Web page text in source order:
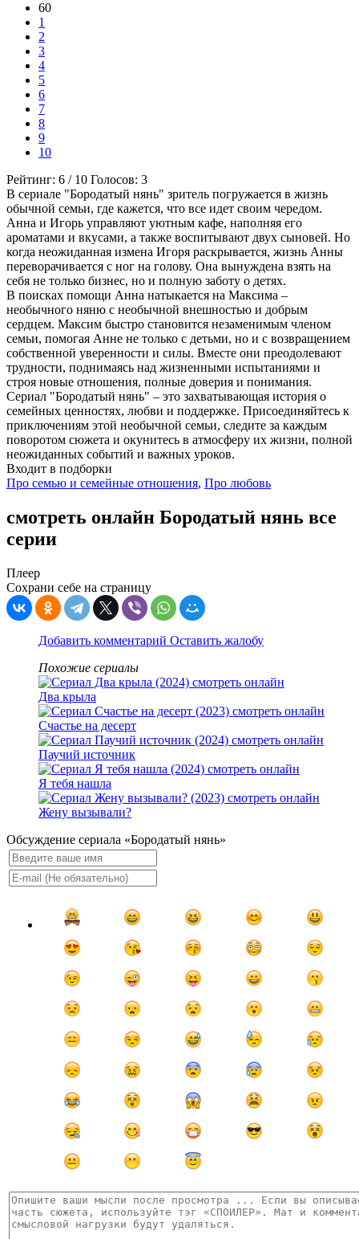
60
1
2
3
4
5
6
7
8
9
10
Рейтинг: 6 / 10 Голосов: 3
В сериале "Бородатый нянь" зритель погружается в жизнь
обычной семьи, где кажется, что все идет своим чередом.
Анна и Игорь управляют уютным кафе, наполняя его
ароматами и вкусами, а также воспитывают двух сыновей. Но
когда неожиданная измена Игоря раскрывается, жизнь Анны
переворачивается с ног на голову. Она вынуждена взять на
себя не только бизнес, но и полную заботу о детях.
В поисках помощи Анна натыкается на Максима –
необычного няню с необычной внешностью и добрым
сердцем. Максим быстро становится незаменимым членом
семьи, помогая Анне не только с детьми, но и с возвращением
собственной уверенности и силы. Вместе они преодолевают
трудности, поднимаясь над жизненными испытаниями и
строя новые отношения, полные доверия и понимания.
Сериал "Бородатый нянь" – это захватывающая история о
семейных ценностях, любви и поддержке. Присоединяйтесь к
приключениям этой необычной семьи, следите за каждым
поворотом сюжета и окунитесь в атмосферу их жизни, полной
неожиданных событий и важных уроков.
Входит в подборки
Про семью и семейные отношения, Про любовь
смотреть онлайн Бородатый нянь все
серии
Плеер
Сохрани себе на страницу
Добавить комментарий Оставить жалобу
Похожие сериалы
Два крыла
Счастье на десерт
Паучий источник
Я тебя нашла
Жену вызывали?
Обсуждение сериала «Бородатый нянь»